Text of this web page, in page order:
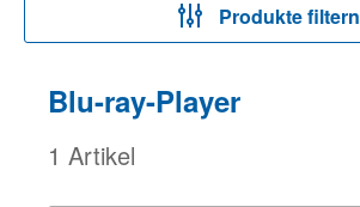
Produkte filtern
Blu-ray-Player
1 Artikel